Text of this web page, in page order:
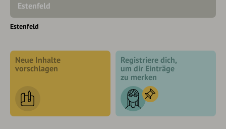
Estenfeld
Estenfeld
Neue Inhalte
vorschlagen
Registriere dich,
um dir Einträge
zu merken